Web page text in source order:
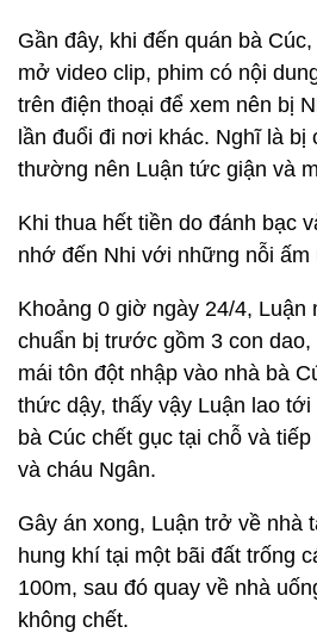
Gần đây, khi đến quán bà
mở video clip, phim có nội
trên điện thoại để xem nên bị
lần đuổi đi nơi khác. Nghĩ là bị
thường nên Luận tức giận và
Khi thua hết tiền do đánh bạc
nhớ đến Nhi với những nỗi
Khoảng 0 giờ ngày 24/4, Luận
chuẩn bị trước gồm 3 con
mái tôn đột nhập vào nhà bà
thức dậy, thấy vậy Luận lao
bà Cúc chết gục tại chỗ và
và cháu Ngân.
Gây án xong, Luận trở về nhà
hung khí tại một bãi đất trống
100m, sau đó quay về nhà
không chết.